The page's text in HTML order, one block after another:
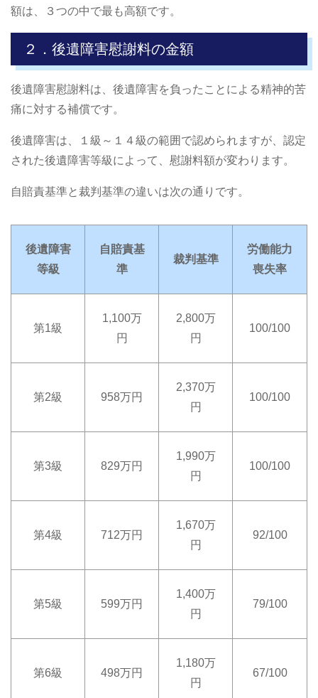
額は、３つの中で最も高額です。
２．後遺障害慰謝料の金額
後遺障害慰謝料は、後遺障害を負ったことによる精神的苦
痛に対する補償です。
後遺障害は、１級～１４級の範囲で認められますが、認定
された後遺障害等級によって、慰謝料額が変わります。
自賠責基準と裁判基準の違いは次の通りです。
後遺障害
等級
自賠責基
準
裁判基準
労働能力
喪失率
第1級
1,100万
円
2,800万
円
100/100
第2級 958万円
2,370万
円
100/100
第3級 829万円
1,990万
円
100/100
第4級 712万円
1,670万
円
92/100
第5級 599万円
1,400万
円
79/100
第6級 498万円
1,180万
円
67/100